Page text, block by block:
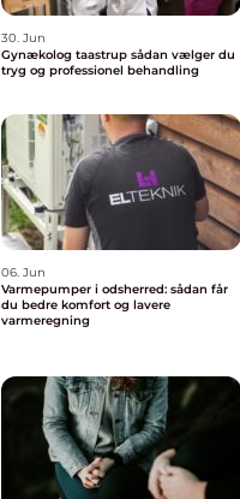
30. Jun
Gynækolog taastrup sådan vælger du
tryg og professionel behandling
06. Jun
Varmepumper i odsherred: sådan får
du bedre komfort og lavere
varmeregning